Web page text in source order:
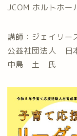
JCOM ホルトホ
講師：ジェイリ
公益社団法人 日
中島 土 氏